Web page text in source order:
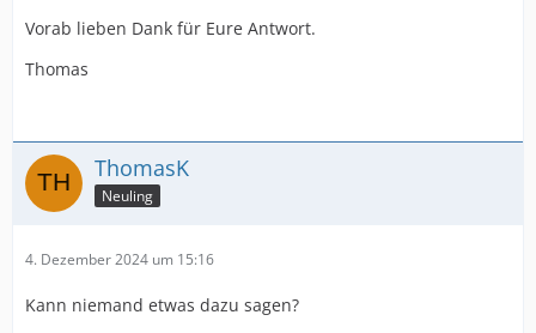
Vorab lieben Dank für Eure Antwort.
Thomas
ThomasK
Neuling
4. Dezember 2024 um 15:16
Kann niemand etwas dazu sagen?